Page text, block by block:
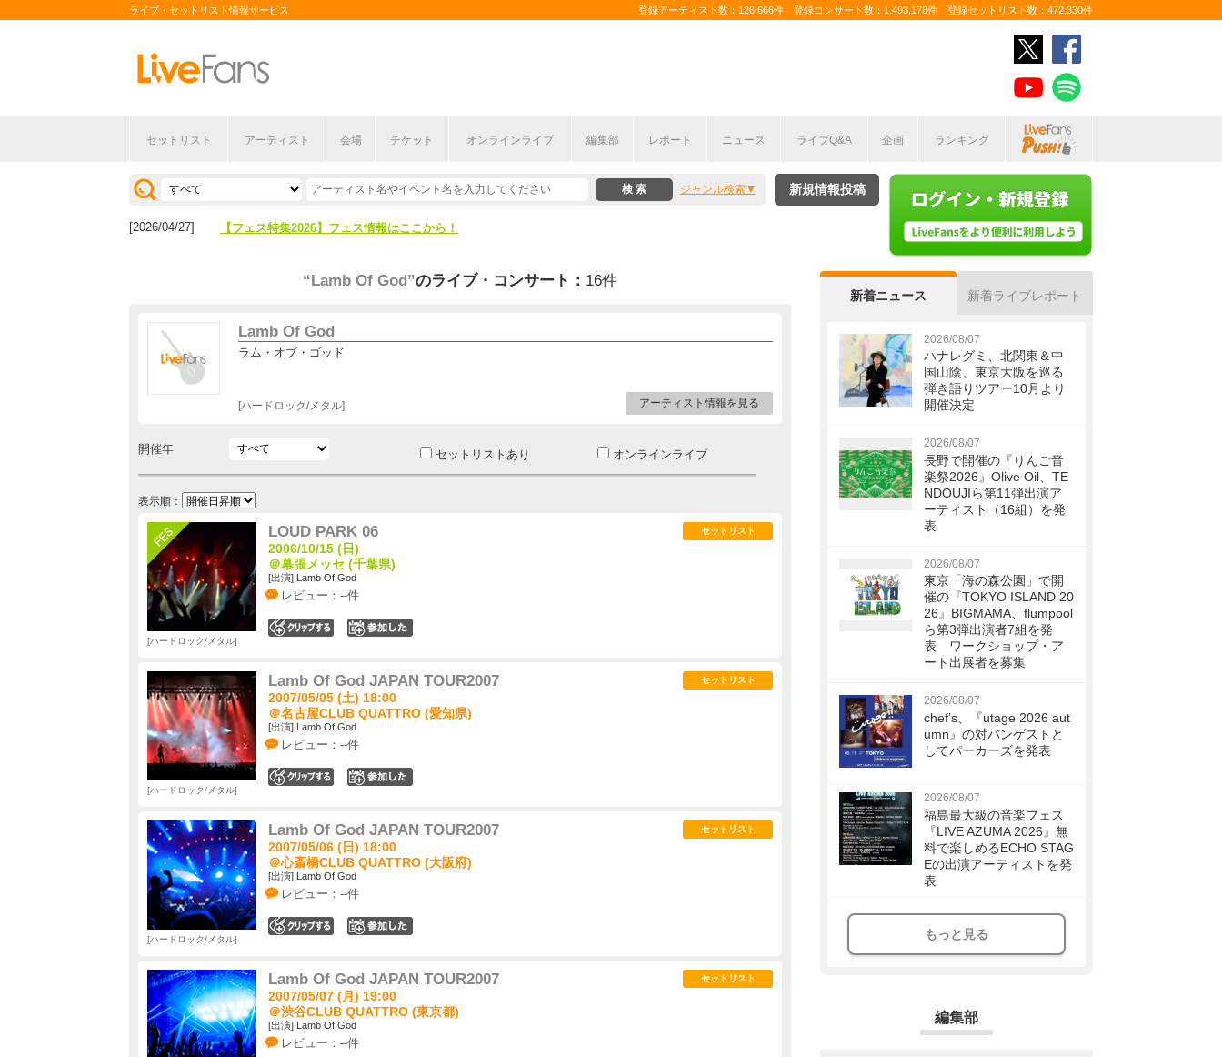
ライブ・セットリスト情報サービス 登録アーティスト数：126,666件 登録コンサート数：1,493,178件 登録セットリスト数：472,330件
セットリスト アーティスト 会場 チケット オンラインライブ 編集部 レポート ニュース ライブQ&A 企画 ランキング
ジャンル検索
[2026/07/28] 【ライブ動員ランキング】2026年上半期編発表！
[2026/04/27] 【フェス特集2026】フェス情報はここから！
新規情報投稿
“Lamb Of God”のライブ・コンサート： 16件
Lamb Of God
ラム・オブ・ゴッド
アーティスト情報を見る
ハードロック/メタル
開催年 セットリストあり オンラインライブ
表示順：
LOUD PARK 06
2006/10/15 (日)
＠幕張メッセ (千葉県)
[出演] Lamb Of God
レビュー：--件
セットリスト
ハードロック/メタル
Lamb Of God JAPAN TOUR2007
2007/05/05 (土) 18:00
＠名古屋CLUB QUATTRO (愛知県)
[出演] Lamb Of God
レビュー：--件
セットリスト
ハードロック/メタル
Lamb Of God JAPAN TOUR2007
2007/05/06 (日) 18:00
＠心斎橋CLUB QUATTRO (大阪府)
[出演] Lamb Of God
レビュー：--件
セットリスト
ハードロック/メタル
Lamb Of God JAPAN TOUR2007
2007/05/07 (月) 19:00
＠渋谷CLUB QUATTRO (東京都)
[出演] Lamb Of God
レビュー：--件
セットリスト
新着ニュース 新着ライブレポート
2026/08/07
ハナレグミ、北関東＆中
国山陰、東京大阪を巡る
弾き語りツアー10月より
開催決定
2026/08/07
長野で開催の『りんご音
楽祭2026』Olive Oil、TE
NDOUJIら第11弾出演ア
ーティスト（16組）を発
表
2026/08/07
東京「海の森公園」で開
催の『TOKYO ISLAND 20
26』BIGMAMA、flumpool
ら第3弾出演者7組を発
表 ワークショップ・ア
ート出展者を募集
2026/08/07
chef’s、『utage 2026 aut
umn』の対バンゲストと
してパーカーズを発表
2026/08/07
福島最大級の音楽フェス
『LIVE AZUMA 2026』無
料で楽しめるECHO STAG
Eの出演アーティストを発
表
もっと見る
編集部